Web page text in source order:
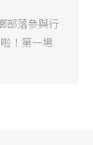
部落參與行
！第一場